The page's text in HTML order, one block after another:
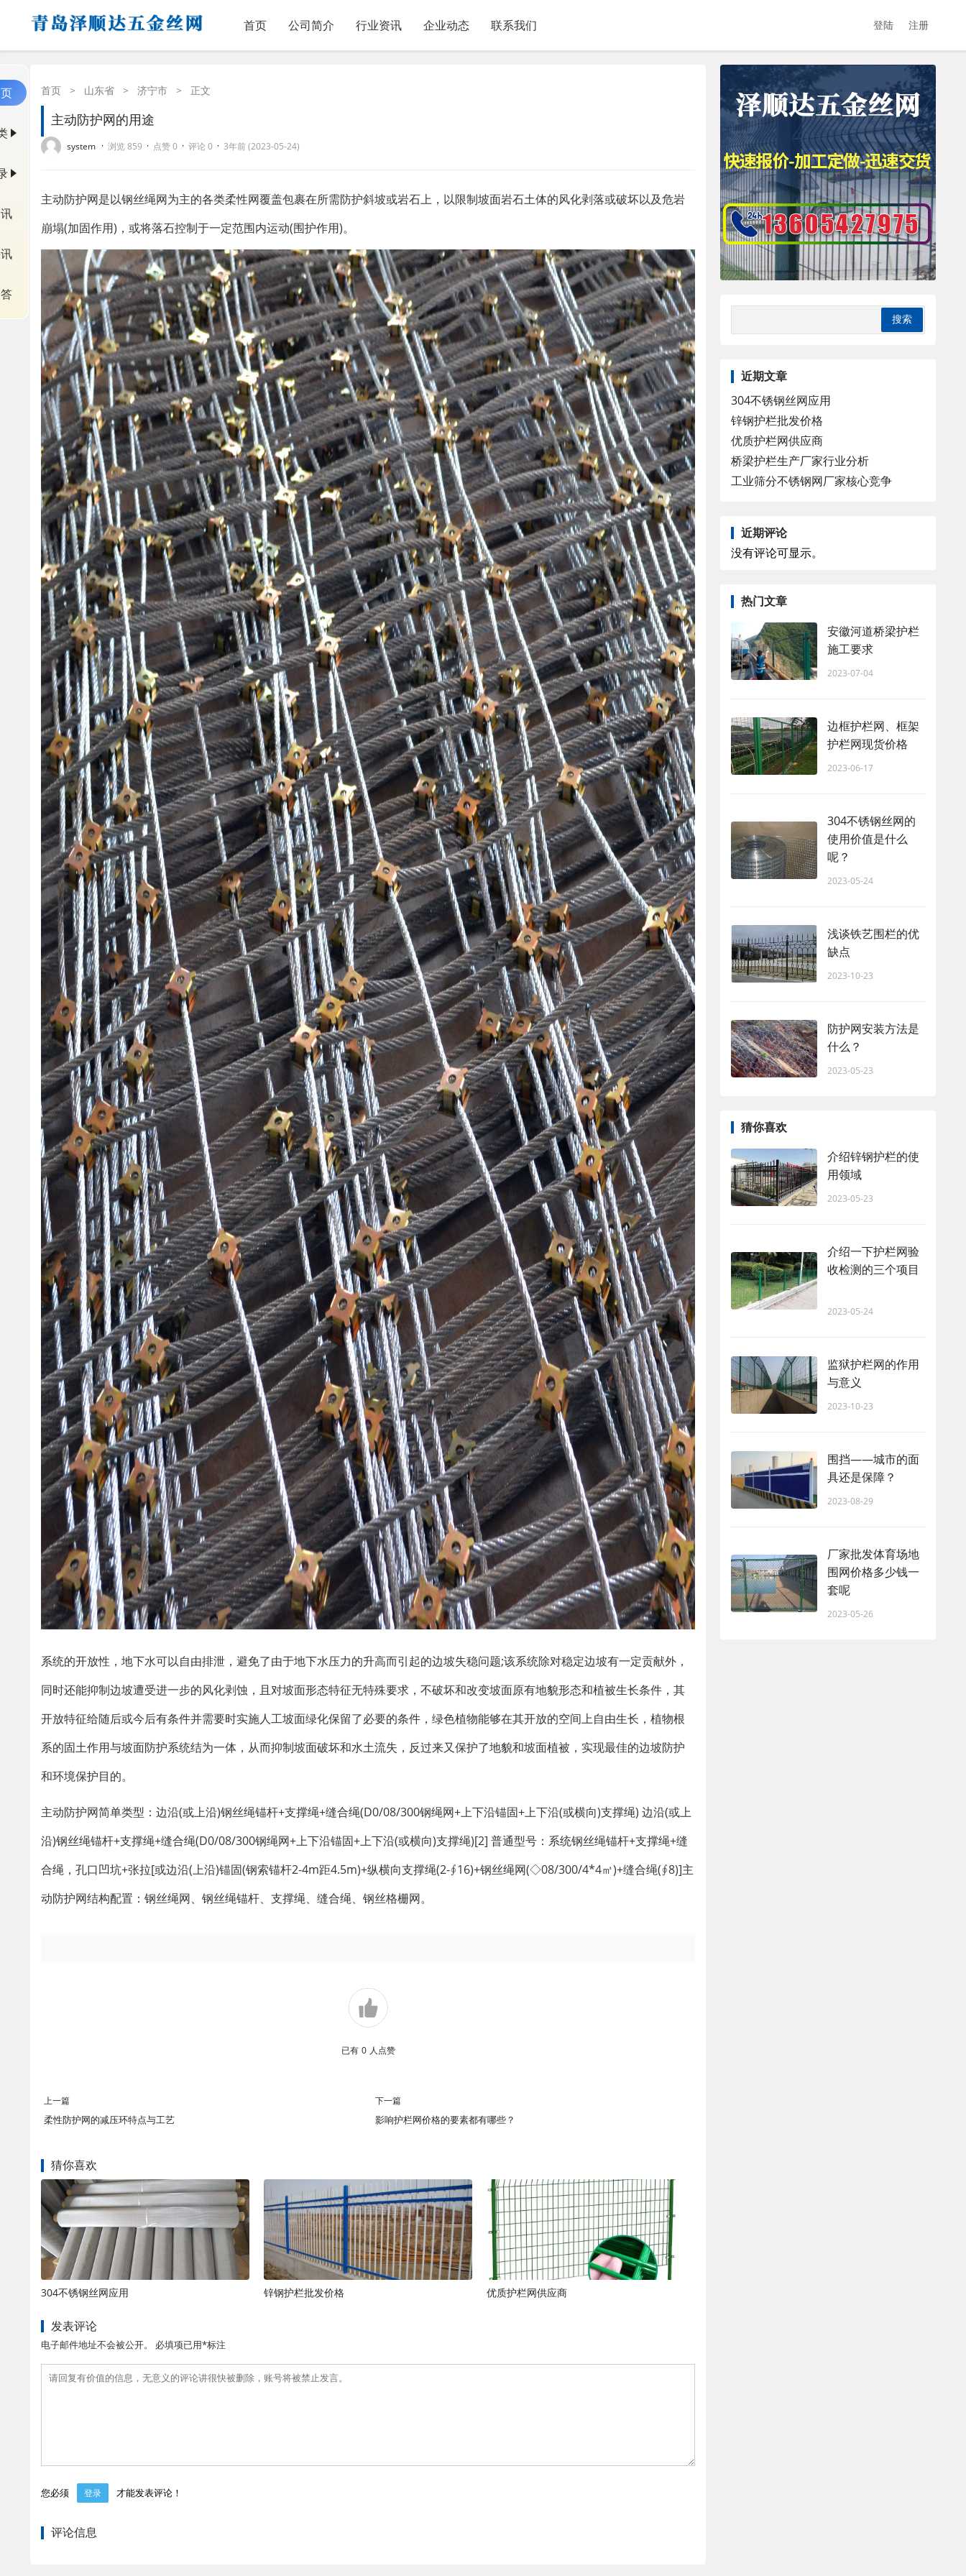
首页 公司简介 行业资讯 企业动态 联系我们 登陆 注册
首页 > 山东省 > 济宁市 > 正文
主​动防护网的用途
system · 浏览 859 · 点赞 0 · 评论 0 · 3年前 (2023-05-24)
主动防护网是以钢丝绳网为主的各类柔性网覆盖包裹在所需防护斜坡或岩石上，以限制坡面岩石土体的风化剥落或破坏以及危岩
崩塌(加固作用)，或将落石控制于一定范围内运动(围护作用)。
系统的开放性，地下水可以自由排泄，避免了由于地下水压力的升高而引起的边坡失稳问题;该系统除对稳定边坡有一定贡献外，
同时还能抑制边坡遭受进一步的风化剥蚀，且对坡面形态特征无特殊要求，不破坏和改变坡面原有地貌形态和植被生长条件，其
开放特征给随后或今后有条件并需要时实施人工坡面绿化保留了必要的条件，绿色植物能够在其开放的空间上自由生长，植物根
系的固土作用与坡面防护系统结为一体，从而抑制坡面破坏和水土流失，反过来又保护了地貌和坡面植被，实现最佳的边坡防护
和环境保护目的。
主动防护网简单类型：边沿(或上沿)钢丝绳锚杆+支撑绳+缝合绳(D0/08/300钢绳网+上下沿锚固+上下沿(或横向)支撑绳) 边沿(或上
沿)钢丝绳锚杆+支撑绳+缝合绳(D0/08/300钢绳网+上下沿锚固+上下沿(或横向)支撑绳)[2] 普通型号：系统钢丝绳锚杆+支撑绳+缝
合绳，孔口凹坑+张拉[或边沿(上沿)锚固(钢索锚杆2-4m距4.5m)+纵横向支撑绳(2-∮16)+钢丝绳网(◇08/300/4*4㎡)+缝合绳(∮8)]主
动防护网结构配置：钢丝绳网、钢丝绳锚杆、支撑绳、缝合绳、钢丝格栅网。
已有 0 人点赞
上一篇
柔性防护网的减压环特点与工艺
下一篇
影响护栏网价格的要素都有哪些？
猜你喜欢
304不锈钢丝网应用 锌钢护栏批发价格 优质护栏网供应商
发表评论
电子邮件地址不会被公开。 必填项已用*标注
您必须 登录 才能发表评论！
评论信息
近期文章
304不锈钢丝网应用
锌钢护栏批发价格
优质护栏网供应商
桥梁护栏生产厂家行业分析
工业筛分不锈钢网厂家核心竞争
近期评论
没有评论可显示。
热门文章
安徽河道桥梁护栏
施工要求
2023-07-04
边框护栏网、框架
护栏网现货价格
2023-06-17
304不锈钢丝网的
使用价值是什么
呢？
2023-05-24
浅谈铁艺围栏的优
缺点
2023-10-23
防护网安装方法是
什么？
2023-05-23
猜你喜欢
介绍锌钢护栏的使
用领域
2023-05-23
介绍一下护栏网验
收检测的三个项目
2023-05-24
监狱护栏网的作用
与意义
2023-10-23
围挡——城市的面
具还是保障？
2023-08-29
厂家批发体育场地
围网价格多少钱一
套呢
2023-05-26